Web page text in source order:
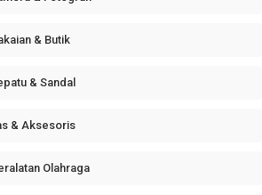
& Butik
& Sandal
& Aksesoris
Olahraga